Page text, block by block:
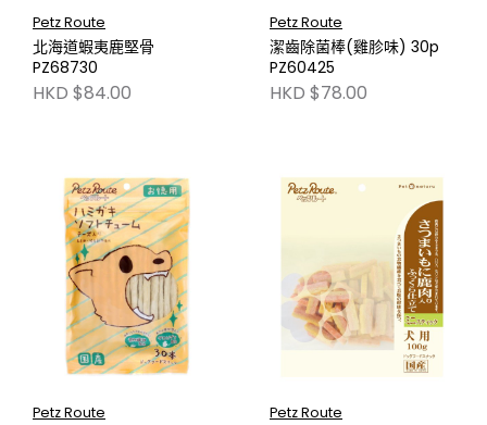
Petz Route
北海道蝦夷鹿堅骨
PZ68730
HKD $84.00
Petz Route
潔齒除菌棒(雞胗味) 30p
PZ60425
HKD $78.00
Petz Route Petz Route